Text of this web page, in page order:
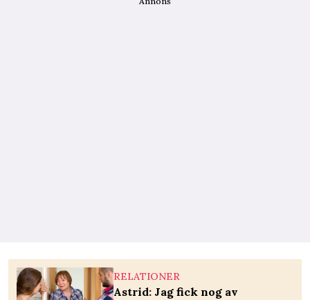
RELATIONER
Astrid: Jag fick nog av